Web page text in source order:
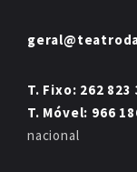
T. Fixo: 262 823
T. Móvel: 966
nacional